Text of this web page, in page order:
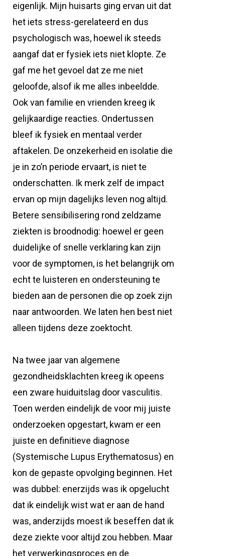
eigenlijk. Mijn huisarts ging ervan uit dat
het iets stress-gerelateerd en dus
psychologisch was, hoewel ik steeds
aangaf dat er fysiek iets niet klopte. Ze
gaf me het gevoel dat ze me niet
geloofde, alsof ik me alles inbeeldde.
Ook van familie en vrienden kreeg ik
gelijkaardige reacties. Ondertussen
bleef ik fysiek en mentaal verder
aftakelen. De onzekerheid en isolatie die
je in zo’n periode ervaart, is niet te
onderschatten. Ik merk zelf de impact
ervan op mijn dagelijks leven nog altijd.
Betere sensibilisering rond zeldzame
ziekten is broodnodig: hoewel er geen
duidelijke of snelle verklaring kan zijn
voor de symptomen, is het belangrijk om
echt te luisteren en ondersteuning te
bieden aan de personen die op zoek zijn
naar antwoorden. We laten hen best niet
alleen tijdens deze zoektocht.
Na twee jaar van algemene
gezondheidsklachten kreeg ik opeens
een zware huiduitslag door vasculitis.
Toen werden eindelijk de voor mij juiste
onderzoeken opgestart, kwam er een
juiste en definitieve diagnose
(Systemische Lupus Erythematosus) en
kon de gepaste opvolging beginnen. Het
was dubbel: enerzijds was ik opgelucht
dat ik eindelijk wist wat er aan de hand
was, anderzijds moest ik beseffen dat ik
deze ziekte voor altijd zou hebben. Maar
het verwerkingsproces en de